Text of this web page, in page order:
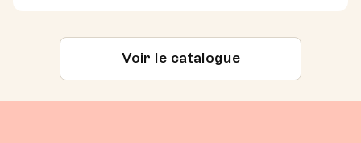
Voir le catalogue